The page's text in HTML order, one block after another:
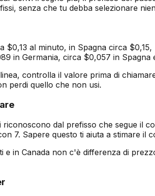
senza che tu debba selezionare
$0,13 al minuto, in Spagna circa
in Germania, circa $0,057 in Spagna
controlla il valore prima di
perdi quello che non usi.
dal prefisso che segue il
7. Sapere questo ti aiuta a stimare il
e in Canada non c'è differenza di